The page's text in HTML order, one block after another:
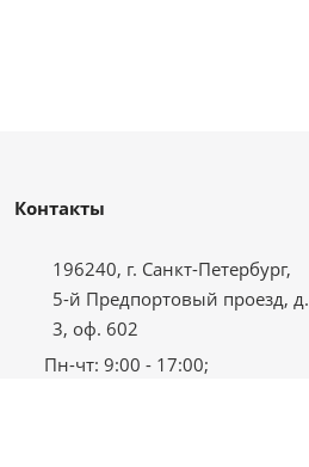
Контакты
196240, г. Санкт-Петербург,
5-й Предпортовый проезд, д.
3, оф. 602
Пн-чт: 9:00 - 17:00;